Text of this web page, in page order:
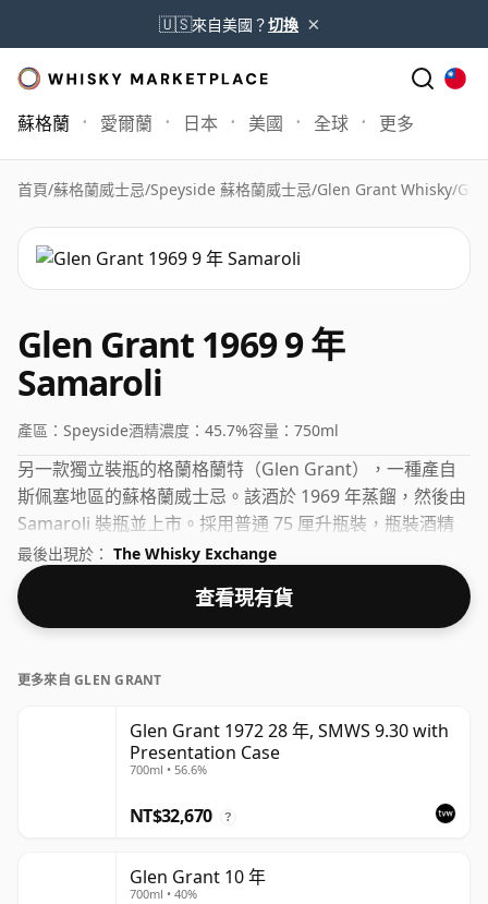
🇺🇸來自美國？切換 ×
蘇格蘭 愛爾蘭 日本 美國 全球 更多
首頁/蘇格蘭威士忌/Speyside 蘇格蘭威士忌/Glen Grant Whisky/
Glen Grant 1969 9 年
Samaroli
產區： Speyside酒精濃度： 45.7%容量： 750ml
另一款獨立裝瓶的格蘭格蘭特（Glen Grant），一種產自
斯佩塞地區的蘇格蘭威士忌。該酒於 1969 年蒸餾，然後由
Samaroli 裝瓶並上市。採用普通 75 厘升瓶裝，瓶裝酒精
度為 45.7%，健康。
最後出現於： The Whisky Exchange
查看現有貨
更多來自 GLEN GRANT
Glen Grant 1972 28 年, SMWS 9.30 with
Presentation Case
700ml • 56.6%
NT$32,670 ?
Glen Grant 10 年
700ml • 40%